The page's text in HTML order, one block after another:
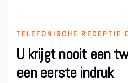
TELEFONISCHE RECEPTIE
U krijgt nooit een
een eerste indruk